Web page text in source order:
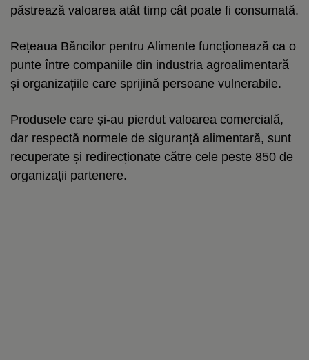
păstrează valoarea atât timp cât poate fi consumată.
Rețeaua Băncilor pentru Alimente funcționează ca o
punte între companiile din industria agroalimentară
și organizațiile care sprijină persoane vulnerabile.
Produsele care și-au pierdut valoarea comercială,
dar respectă normele de siguranță alimentară, sunt
recuperate și redirecționate către cele peste 850 de
organizații partenere.